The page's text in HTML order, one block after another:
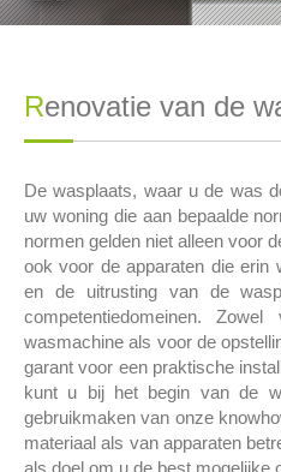
Renovatie van de
De wasplaats, waar u de was
uw woning die aan bepaalde
normen gelden niet alleen voor
ook voor de apparaten die erin
en de uitrusting van de
competentiedomeinen.
wasmachine als voor de
garant voor een praktische
kunt u bij het begin van de
gebruikmaken van onze
materiaal als van apparaten
als doel om u de best mogelijke